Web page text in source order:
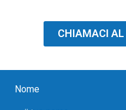
CHIAMACI
Nome